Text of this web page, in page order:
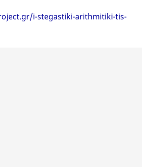
i-stegastiki-arithmitiki-tis-